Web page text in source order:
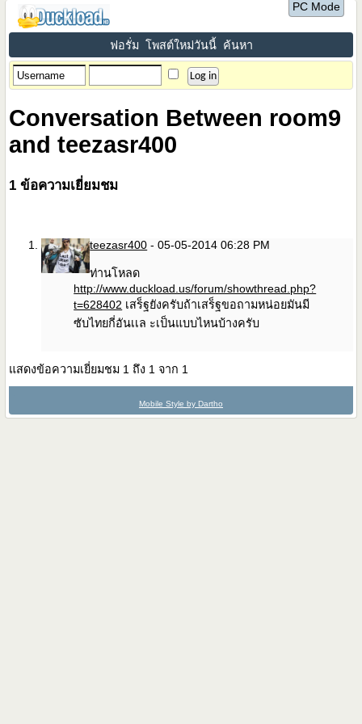
PC Mode
ฟอรั่ม โพสต์ใหม่วันนี้ ค้นหา
Conversation Between room9
and teezasr400
1 ข้อความเยี่ยมชม
teezasr400 -05-05-201406:28 PM
ท่านโหลด
http://www.duckload.us/forum/showthread.php?
t=628402 เสร็ฐยังครับถ้าเสร็ฐขอถามหน่อยมันมี
ซับไทยกี่อันเเล ะเป็นแบบไหนบ้างครับ
แสดงข้อความเยี่ยมชม 1 ถึง 1 จาก 1
Mobile Style by Dartho